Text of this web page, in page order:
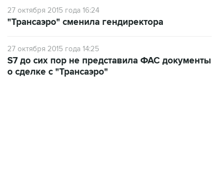
27 октября 2015 года 16:24
"Трансаэро" сменила гендиректора
27 октября 2015 года 14:25
S7 до сих пор не представила ФАС документы
о сделке с "Трансаэро"